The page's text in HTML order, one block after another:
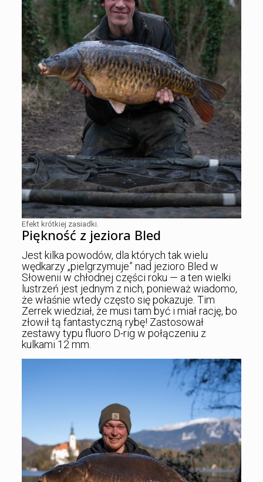
Efekt krótkiej zasiadki.
Piękność z jeziora Bled
Jest kilka powodów, dla których tak wielu
wędkarzy „pielgrzymuje” nad jezioro Bled w
Słowenii w chłodnej części roku — a ten wielki
lustrzeń jest jednym z nich, ponieważ wiadomo,
że właśnie wtedy często się pokazuje. Tim
Zerrek wiedział, że musi tam być i miał rację, bo
złowił tą fantastyczną rybę! Zastosował
zestawy typu fluoro D-rig w połączeniu z
kulkami 12 mm.